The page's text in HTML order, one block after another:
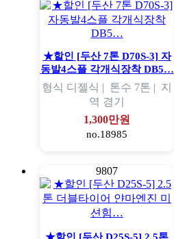
★할인 [두산 7톤 D70S-3] 자
동발4스플 각개식장착 DB5…
형식 디젤식 | 톤수 7톤 | 지
역 경기
1,300만원
no.18985
9807